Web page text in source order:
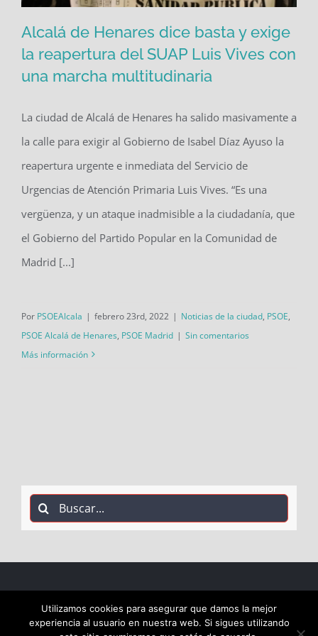
la reapertura del SUAP Luis Vives con
una marcha multitudinaria
Alcalá de Henares dice basta y exige
la reapertura del SUAP Luis Vives con
una marcha multitudinaria
La ciudad de Alcalá de Henares ha salido masivamente a
la calle para exigir al Gobierno de Isabel Díaz Ayuso la
reapertura urgente e inmediata del Servicio de
Urgencias de Atención Primaria Luis Vives. “Es una
vergüenza, y un ataque inadmisible a la ciudadanía, que
el Gobierno del Partido Popular en la Comunidad de
Madrid [...]
Por PSOEAlcala | febrero 23rd, 2022 | Noticias de la ciudad, PSOE,
PSOE Alcalá de Henares, PSOE Madrid | Sin comentarios
Más información
Buscar:
COPYRIGHT 2018 Socialistas de Alcalá PSOE ALCALÁ |
ALL RIGHTS RESERVED |
Utilizamos cookies para asegurar que damos la mejor
experiencia al usuario en nuestra web. Si sigues utilizando